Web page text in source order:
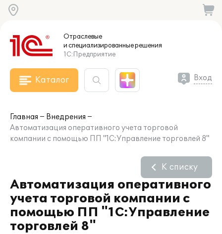
Отраслевые
и специализированныерешения
1С:Предприятие
Каталог Вход
Главная
Внедрения
Автоматизация оперативного учета торговой
компании с помощью ПП "1С:Управление торговлей 8"
Автоматизация оперативного
учета торговой компании с
помощью ПП "1С:Управление
торговлей 8"
К списку